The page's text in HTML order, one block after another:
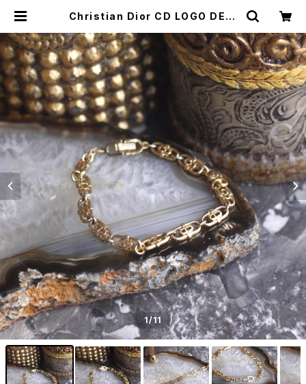
Christian Dior CD LOGO DESI
リスチャンディオールCDロゴデザイ
ンゴールドチェーンブレスレット | Ti
tti Vintage
1/11